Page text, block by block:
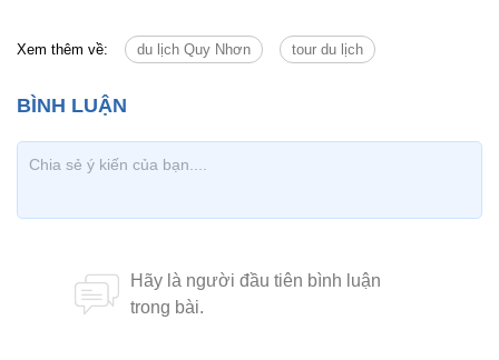
Xem thêm về: du lịch Quy Nhơn tour du lịch